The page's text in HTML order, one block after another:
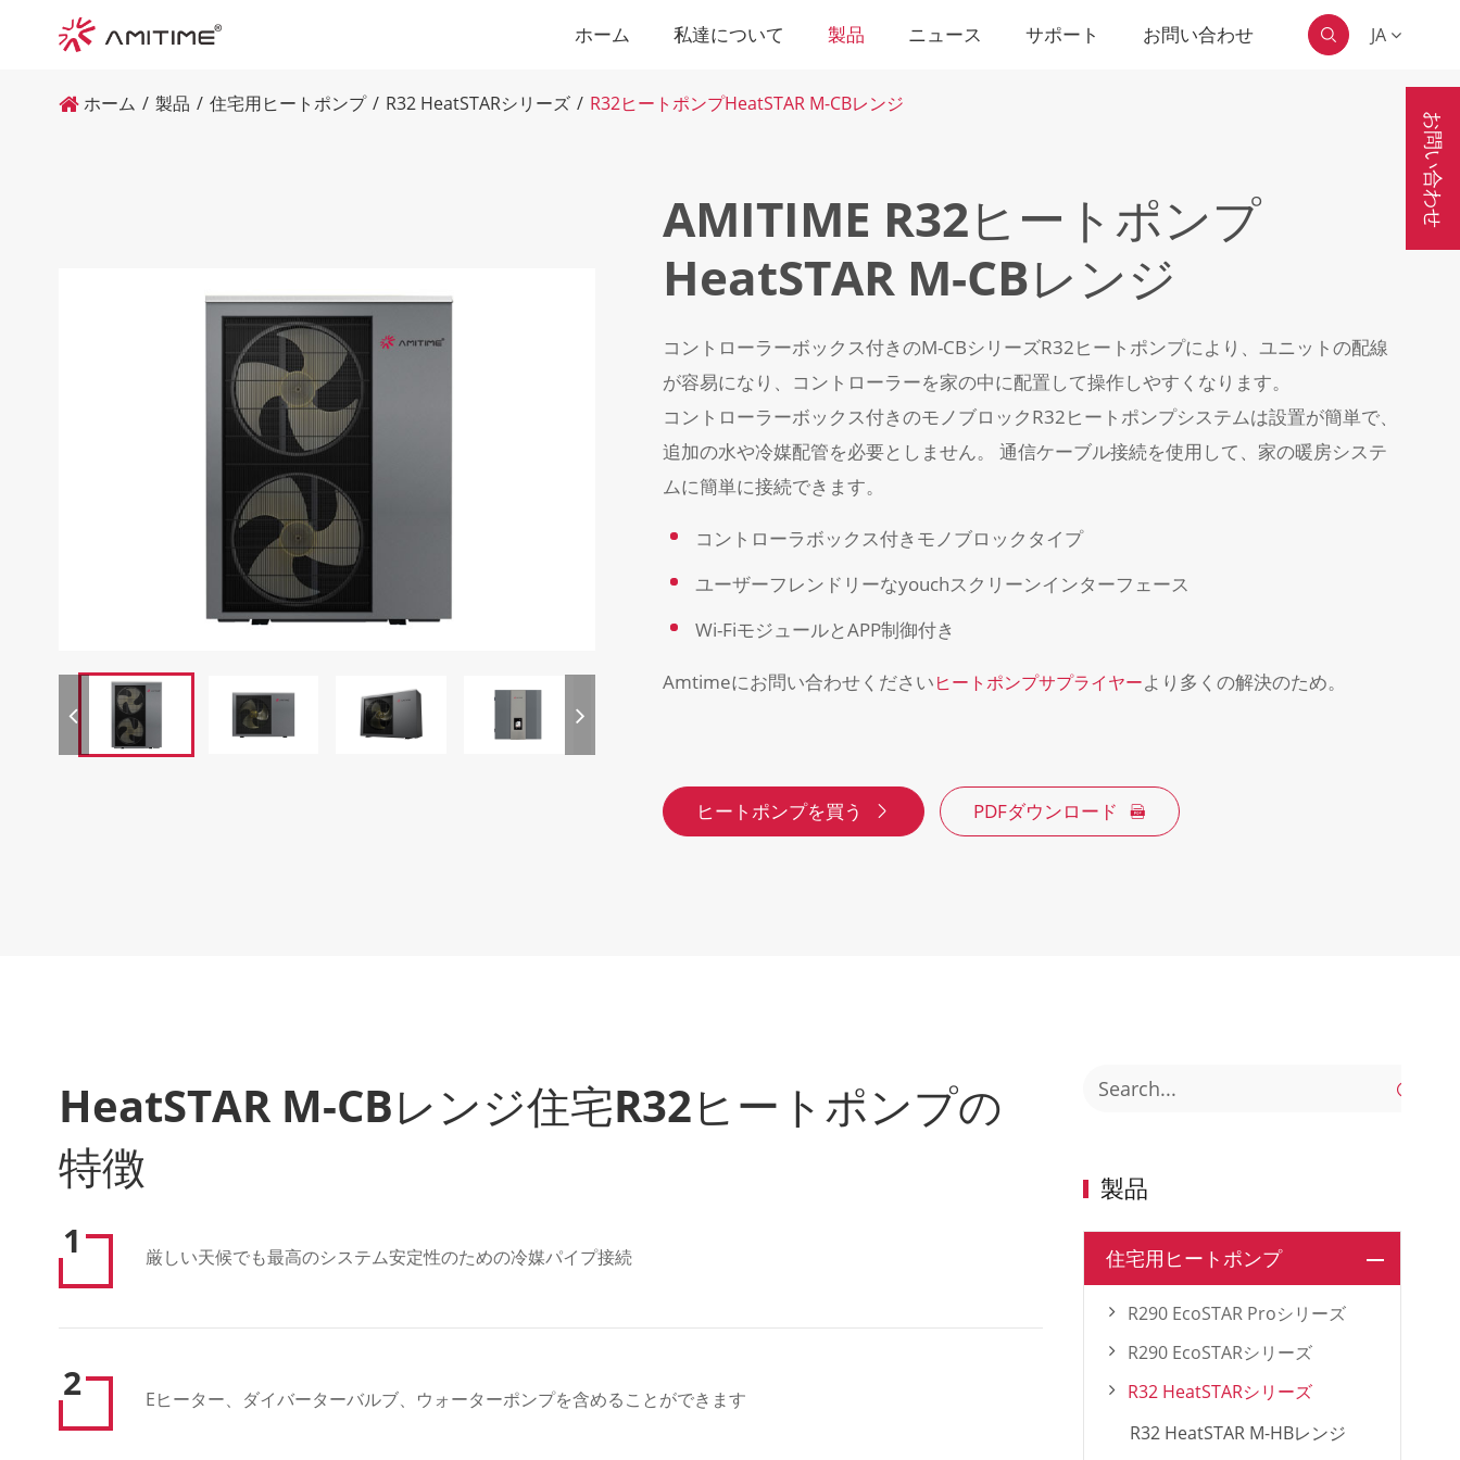
ホーム 私達について 製品 ニュース サポート お問い合わせ  JA
ホーム 製品 住宅用ヒートポンプ R32 HeatSTARシリーズ R32ヒートポンプHeatSTAR M-CBレンジ
AMITIME R32ヒートポンプ
HeatSTAR M-CBレンジ
コントローラーボックス付きのM-CBシリーズR32ヒートポンプにより、ユニットの配線
が容易になり、コントローラーを家の中に配置して操作しやすくなります。
コントローラーボックス付きのモノブロックR32ヒートポンプシステムは設置が簡単で、
追加の水や冷媒配管を必要としません。 通信ケーブル接続を使用して、家の暖房システ
ムに簡単に接続できます。
コントローラボックス付きモノブロックタイプ
ユーザーフレンドリーなyouchスクリーンインターフェース
Wi-FiモジュールとAPP制御付き
Amtimeにお問い合わせくださいヒートポンプサプライヤーより多くの解決のため。
ヒートポンプを買う  PDFダウンロード 
HeatSTAR M-CBレンジ住宅R32ヒートポンプの
特徴
1 厳しい天候でも最高のシステム安定性のための冷媒パイプ接続
2 Eヒーター、ダイバーターバルブ、ウォーターポンプを含めることができます

製品
住宅用ヒートポンプ
R290 EcoSTAR Proシリーズ
R290 EcoSTARシリーズ
R32 HeatSTARシリーズ
R32 HeatSTAR M-HBレンジ
お問い合わせ